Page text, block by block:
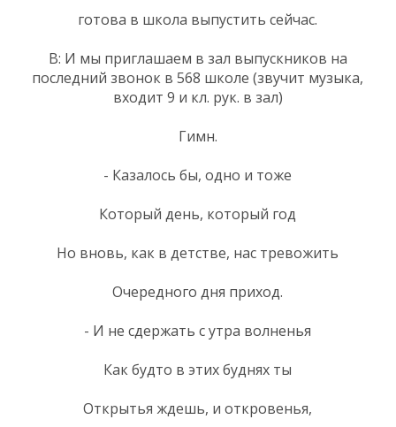
готова в школа выпустить сейчас.
В: И мы приглашаем в зал выпускников на
последний звонок в 568 школе (звучит музыка,
входит 9 и кл. рук. в зал)
Гимн.
- Казалось бы, одно и тоже
Который день, который год
Но вновь, как в детстве, нас тревожить
Очередного дня приход.
- И не сдержать с утра волненья
Как будто в этих буднях ты
Открытья ждешь, и откровенья,